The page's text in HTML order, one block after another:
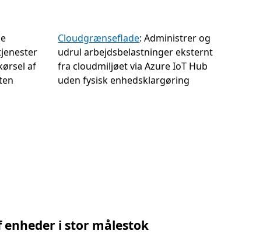
af
Cloudgrænseflade: Administrer og
udrul arbejdsbelastninger eksternt
fra cloudmiljøet via Azure IoT Hub
uden fysisk enhedsklargøring
i stor målestok